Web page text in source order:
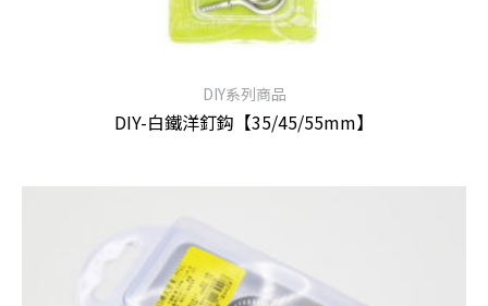
DIY系列商品
DIY-白鐵洋釘鈎【35/45/55mm】